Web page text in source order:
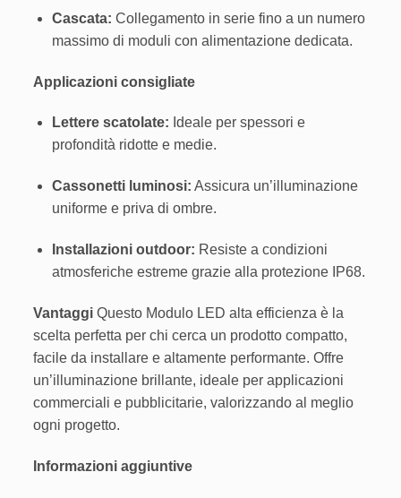
Cascata: Collegamento in serie fino a un numero
massimo di moduli con alimentazione dedicata.
Applicazioni consigliate
Lettere scatolate: Ideale per spessori e
profondità ridotte e medie.
Cassonetti luminosi: Assicura un’illuminazione
uniforme e priva di ombre.
Installazioni outdoor: Resiste a condizioni
atmosferiche estreme grazie alla protezione IP68.
Vantaggi Questo Modulo LED alta efficienza è la
scelta perfetta per chi cerca un prodotto compatto,
facile da installare e altamente performante. Offre
un’illuminazione brillante, ideale per applicazioni
commerciali e pubblicitarie, valorizzando al meglio
ogni progetto.
Informazioni aggiuntive